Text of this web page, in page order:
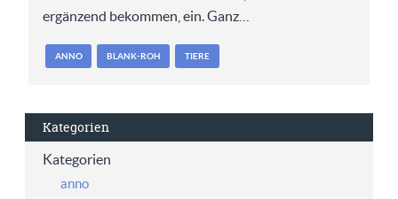
ergänzend bekommen, ein. Ganz…
ANNO BLANK-ROH TIERE
Kategorien
Kategorien
anno